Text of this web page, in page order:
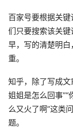
百家号要根据关
们只要搜索该关
早，写的清楚明
重。
知乎，除了写成
姐姐是怎么回事”“
么又火了啊”这类
题。